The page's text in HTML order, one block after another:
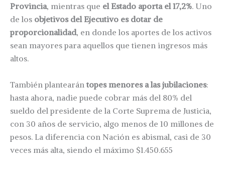
Provincia, mientras que el Estado aporta el 17,2%. Uno
de los objetivos del Ejecutivo es dotar de
proporcionalidad, en donde los aportes de los activos
sean mayores para aquellos que tienen ingresos más
altos.
También plantearán topes menores a las jubilaciones:
hasta ahora, nadie puede cobrar más del 80% del
sueldo del presidente de la Corte Suprema de Justicia,
con 30 años de servicio, algo menos de 10 millones de
pesos. La diferencia con Nación es abismal, casi de 30
veces más alta, siendo el máximo $1.450.655